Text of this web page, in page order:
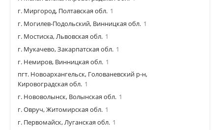
г. Миргород, Полтавская обл. 1
г. Могилев-Подольский, Винницкая обл. 1
г. Мостиска, Львовская обл. 1
г. Мукачево, Закарпатская обл. 1
г. Немиров, Винницкая обл. 1
пгт. Новоархангельск, Голованевский р-н,
Кировоградская обл. 1
г. Нововолынск, Волынская обл. 1
г. Овруч, Житомирская обл. 1
г. Первомайск, Луганская обл. 1